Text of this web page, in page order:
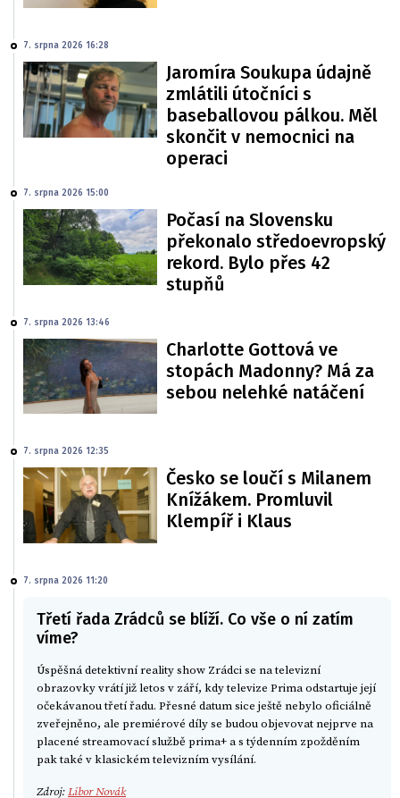
7. srpna 2026 16:28
Jaromíra Soukupa údajně
zmlátili útočníci s
baseballovou pálkou. Měl
skončit v nemocnici na
operaci
7. srpna 2026 15:00
Počasí na Slovensku
překonalo středoevropský
rekord. Bylo přes 42
stupňů
7. srpna 2026 13:46
Charlotte Gottová ve
stopách Madonny? Má za
sebou nelehké natáčení
7. srpna 2026 12:35
Česko se loučí s Milanem
Knížákem. Promluvil
Klempíř i Klaus
7. srpna 2026 11:20
Třetí řada Zrádců se blíží. Co vše o ní zatím
víme?
Úspěšná detektivní reality show Zrádci se na televizní
obrazovky vrátí již letos v září, kdy televize Prima odstartuje její
očekávanou třetí řadu. Přesné datum sice ještě nebylo oficiálně
zveřejněno, ale premiérové díly se budou objevovat nejprve na
placené streamovací službě prima+ a s týdenním zpožděním
pak také v klasickém televizním vysílání.
Zdroj:Libor Novák